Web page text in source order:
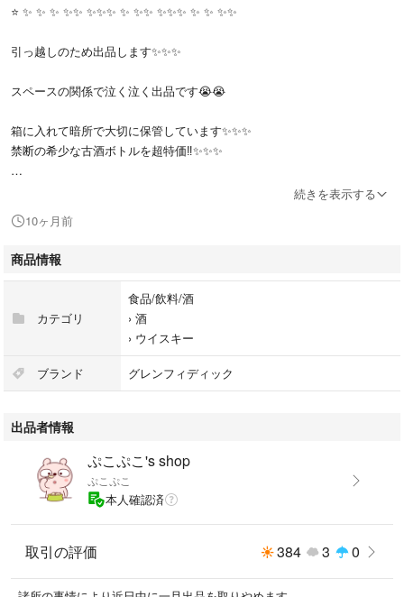
⭐️ ✨ ✨ ✨ ✨✨ ✨✨✨ ✨ ✨✨ ✨✨✨ ✨ ✨ ✨✨
引っ越しのため出品します✨✨✨
スペースの関係で泣く泣く出品です😭😭
箱に入れて暗所で大切に保管しています✨✨✨
禁断の希少な古酒ボトルを超特価‼️✨✨✨
価格は諸事情により上下します
過度なお値引きご遠慮ください✨ ✨
他にも多数出品しておりますのでご覧になられてください
現品まま、すり替え防止のため返品なしでお願いします
未成年のご購入はお控えくださるようお願いいたします
絶対割れない包装を目指しています！
#スコッチ #スコッチウイスキー
#旧ボトル #旧 #投資 #マッカラン #バランタイン #ジョニーウォーカー #
ブラック #スイング #グレンフィデック #オールドパー #J&B #ベル #oldp
arr#フィンドレイター #ブリタニア #J&B #ホワイトホース #OldParr #ハイ
#ロングモーン #16年#Longmorn #16Y
続きを表示する
10ヶ月前
商品情報
カテゴリ
食品/飲料/酒
› 酒
› ウイスキー
ブランド グレンフィディック
出品者情報
ぷこぷこ's shop
ぷこぷこ
本人確認済
取引の評価 384 3 0